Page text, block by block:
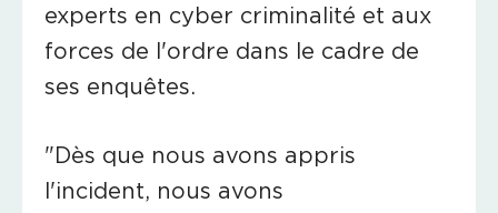
experts en cyber criminalité et aux
forces de l'ordre dans le cadre de
ses enquêtes.
"Dès que nous avons appris
l'incident, nous avons